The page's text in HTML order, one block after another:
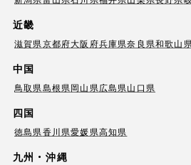
近畿
滋賀県京都府大阪府兵庫県奈良県和歌山県
中国
鳥取県島根県岡山県広島県山口県
四国
徳島県香川県愛媛県高知県
九州・沖縄